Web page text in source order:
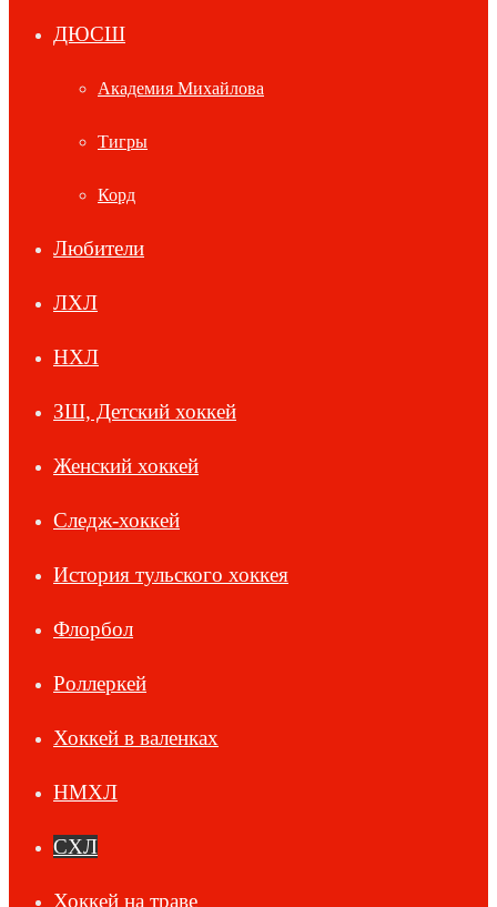
ДЮСШ
Академия Михайлова
Тигры
Корд
Любители
ЛХЛ
НХЛ
ЗШ, Детский хоккей
Женский хоккей
Следж-хоккей
История тульского хоккея
Флорбол
Роллеркей
Хоккей в валенках
НМХЛ
СХЛ
Хоккей на траве